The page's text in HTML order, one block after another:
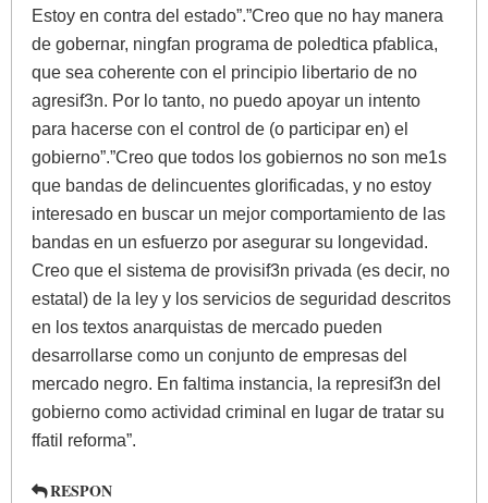
Estoy en contra del estado”.”Creo que no hay manera
de gobernar, ningfan programa de poledtica pfablica,
que sea coherente con el principio libertario de no
agresif3n. Por lo tanto, no puedo apoyar un intento
para hacerse con el control de (o participar en) el
gobierno”.”Creo que todos los gobiernos no son me1s
que bandas de delincuentes glorificadas, y no estoy
interesado en buscar un mejor comportamiento de las
bandas en un esfuerzo por asegurar su longevidad.
Creo que el sistema de provisif3n privada (es decir, no
estatal) de la ley y los servicios de seguridad descritos
en los textos anarquistas de mercado pueden
desarrollarse como un conjunto de empresas del
mercado negro. En faltima instancia, la represif3n del
gobierno como actividad criminal en lugar de tratar su
ffatil reforma”.
RESPON